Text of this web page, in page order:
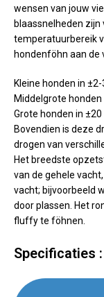
wensen van jouw
blaassnelheden
temperatuurbereik
hondenföhn aan de
Kleine honden in
Middelgrote
Grote honden in
Bovendien is deze
drogen van
Het breedste
van de gehele
vacht; bijvoorbeeld
door plassen. Het
fluffy te föhnen.
Specificaties :